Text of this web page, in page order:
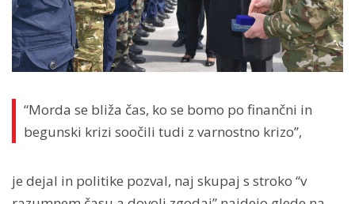
“Morda se bliža čas, ko se bomo po finančni in
begunski krizi soočili tudi z varnostno krizo”,
je dejal in politike pozval, naj skupaj s stroko “v